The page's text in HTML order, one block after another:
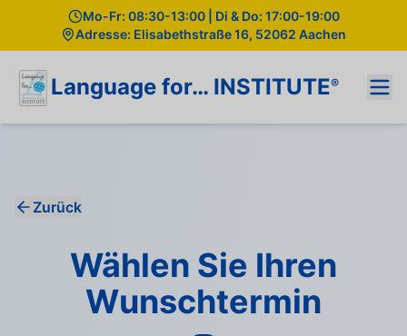
Mo-Fr: 08:30-13:00 | Di & Do: 17:00-19:00
Adresse: Elisabethstraße 16, 52062 Aachen
Language for… INSTITUTE®
Zurück
Wählen Sie Ihren
Wunschtermin